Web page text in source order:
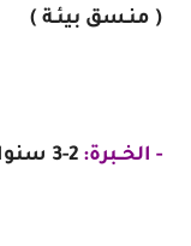
( منـسق بيئـة )
- الخــبرة: